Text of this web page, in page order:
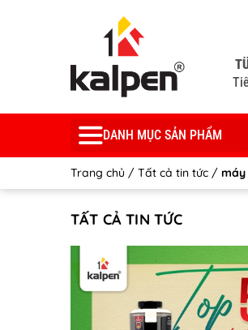
DANH MỤC SẢN PHẨM
Trang chủ / Tất cả tin tức / máy
TẤT CẢ TIN TỨC